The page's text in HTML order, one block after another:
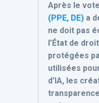
Après le
(PPE, DE) a
ne doit pas
l’État de
protégées
utilisées
d’IA, les